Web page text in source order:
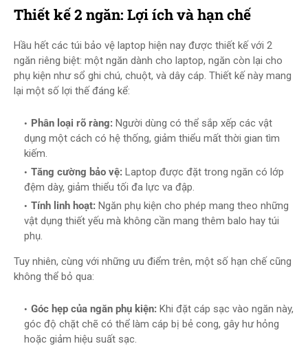
Thiết kế 2 ngăn: Lợi ích và hạn chế
Hầu hết các túi bảo vệ laptop hiện nay được thiết kế với 2
ngăn riêng biệt: một ngăn dành cho laptop, ngăn còn lại cho
phụ kiện như sổ ghi chú, chuột, và dây cáp. Thiết kế này mang
lại một số lợi thế đáng kể:
Phân loại rõ ràng: Người dùng có thể sắp xếp các vật
dụng một cách có hệ thống, giảm thiểu mất thời gian tìm
kiếm.
Tăng cường bảo vệ: Laptop được đặt trong ngăn có lớp
đệm dày, giảm thiểu tối đa lực va đập.
Tính linh hoạt: Ngăn phụ kiện cho phép mang theo những
vật dụng thiết yếu mà không cần mang thêm balo hay túi
phụ.
Tuy nhiên, cùng với những ưu điểm trên, một số hạn chế cũng
không thể bỏ qua:
Góc hẹp của ngăn phụ kiện: Khi đặt cáp sạc vào ngăn này,
góc độ chặt chẽ có thể làm cáp bị bẻ cong, gây hư hỏng
hoặc giảm hiệu suất sạc.